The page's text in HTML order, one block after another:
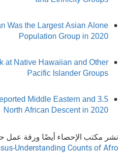
Was the Largest Asian Alone
Population Group in 2020
at Native Hawaiian and Other
Pacific Islander Groups
Middle Eastern and
North African Descent in 2020
نشر مكتب الإحصاء أيضًا ورقة عمل
Understanding Counts of Afro